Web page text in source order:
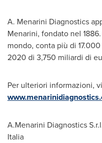
A. Menarini Diagnostics
Menarini, fondato nel
mondo, conta più di
2020 di 3,750 miliardi di
Per ulteriori informazioni,
A.Menarini Diagnostics
Italia